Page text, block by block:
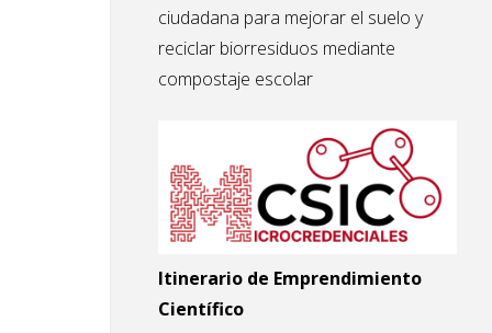
ciudadana para mejorar el suelo y
reciclar biorresiduos mediante
compostaje escolar
Itinerario de Emprendimiento
Científico